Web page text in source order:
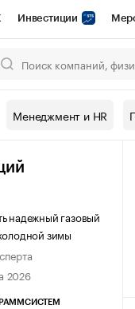
Инвестиции
Конференции СПб
Менеджмент и HR
надежный газовый
зимы
2026